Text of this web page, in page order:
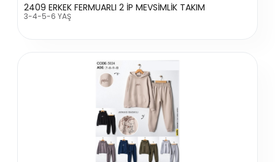
2409 ERKEK FERMUARLI 2 İP MEVSİMLİK TAKIM
3-4-5-6 YAŞ